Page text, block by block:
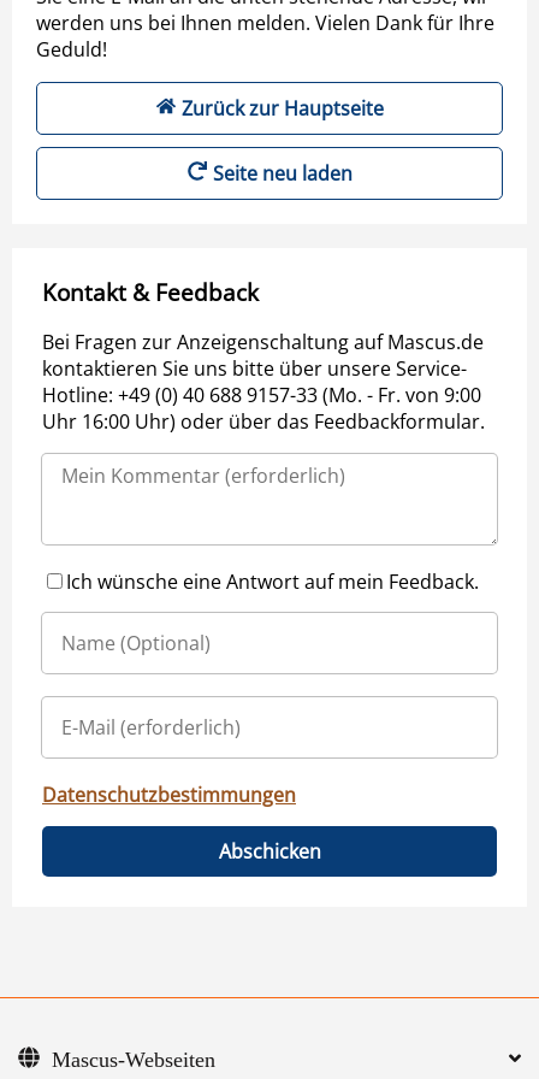
werden uns bei Ihnen melden. Vielen Dank für Ihre
Geduld!
Zurück zur Hauptseite
Seite neu laden
Kontakt & Feedback
Bei Fragen zur Anzeigenschaltung auf Mascus.de
kontaktieren Sie uns bitte über unsere Service-
Hotline: +49 (0) 40 688 9157-33 (Mo. - Fr. von 9:00
Uhr 16:00 Uhr) oder über das Feedbackformular.
Ich wünsche eine Antwort auf mein Feedback.
Datenschutzbestimmungen
Abschicken
Mascus-Webseiten